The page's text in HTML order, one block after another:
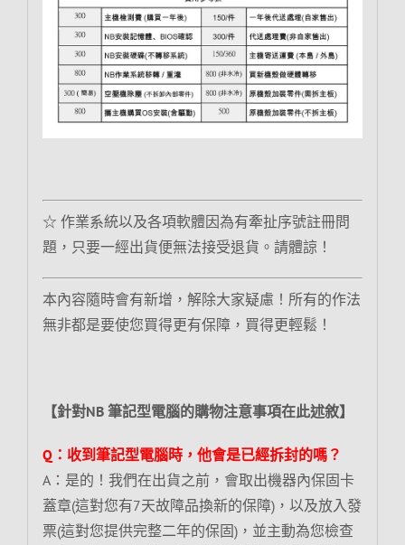
☆ 作業系統以及各項軟體因為有牽扯序號註冊問
題，只要一經出貨便無法接受退貨。請體諒！
本內容隨時會有新增，解除大家疑慮！所有的作法
無非都是要使您買得更有保障，買得更輕鬆！
【針對NB 筆記型電腦的購物注意事項在此述敘】
Q：收到筆記型電腦時，他會是已經拆封的嗎？
A：是的！我們在出貨之前，會取出機器內保固卡
蓋章(這對您有7天故障品換新的保障)，以及放入發
票(這對您提供完整二年的保固)，並主動為您檢查